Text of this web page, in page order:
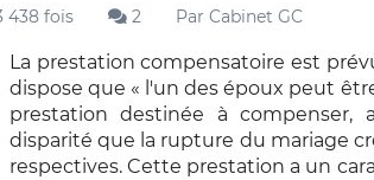
438 fois 2 Par Cabinet GC
La prestation compensatoire est
dispose que « l'un des époux peut
prestation destinée à compenser,
disparité que la rupture du mariage
respectives. Cette prestation a un